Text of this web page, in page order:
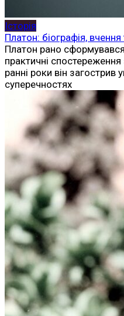
Історія
Платон: біографія,
Платон рано
практичні
ранні роки він загострив
суперечностях